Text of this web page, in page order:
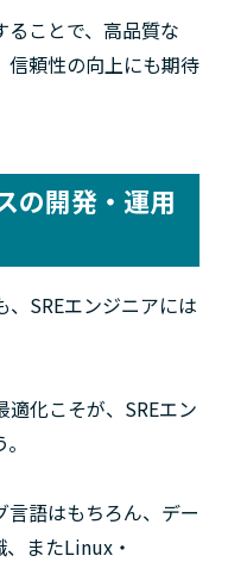
ことで、高品質な
信頼性の向上にも期待
の開発・運用
SREエンジニアには
化こそが、SREエン
語はもちろん、デー
またLinux・